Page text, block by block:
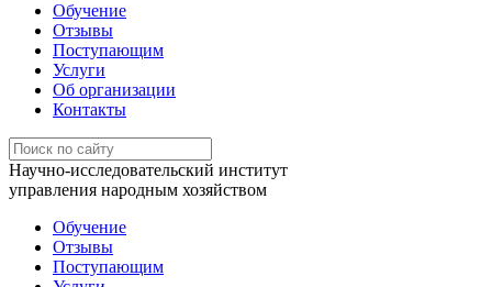
Обучение
Отзывы
Поступающим
Услуги
Об организации
Контакты
Научно-исследовательский институт
управления народным хозяйством
Обучение
Отзывы
Поступающим